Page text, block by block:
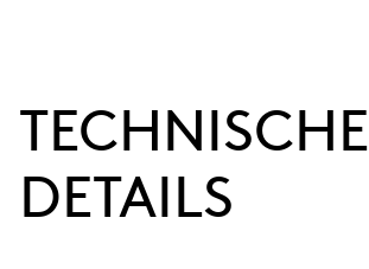
TECHNISCHE
DETAILS